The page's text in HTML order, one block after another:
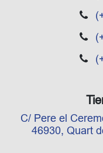
C/ Pere el
46930, Quart